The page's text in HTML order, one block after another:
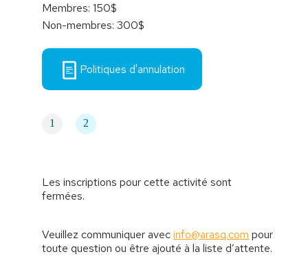
Membres: 150$
Non-membres: 300$
Politiques d'annulation
1 2
Les inscriptions pour cette activité sont
fermées.
Veuillez communiquer avecinfo@arasq.com pour
toute question ou être ajouté à la liste d’attente.